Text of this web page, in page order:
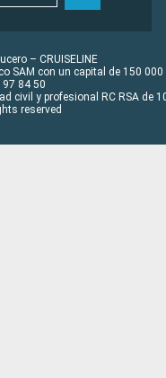
– CRUISELINE
SAM con un capital de 150 000
84 50
civil y profesional RC RSA de
reserved